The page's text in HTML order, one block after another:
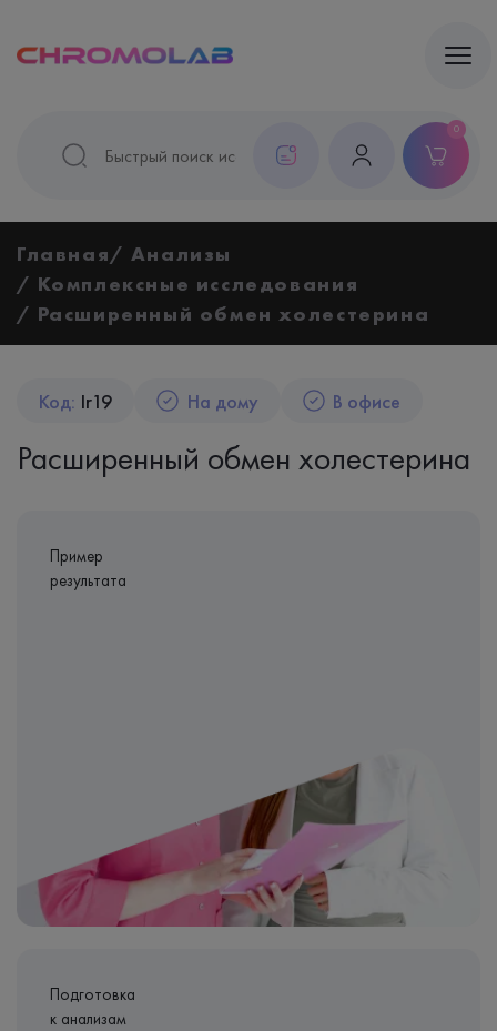
0
Главная
Анализы
Комплексные исследования
Расширенный обмен холестерина
Код: Ir19 На дому В офисе
Расширенный обмен холестерина
Пример
результата
Подготовка
к анализам